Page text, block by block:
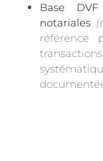
Base
notariales
référence